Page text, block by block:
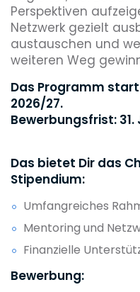
Perspektiven
Netzwerk gezielt
austauschen und
weiteren Weg
Das Programm
2026/27.
Bewerbungsfrist: 31.
Das bietet Dir das
Stipendium:
Umfangreiches
Mentoring und
Finanzielle
Bewerbung: